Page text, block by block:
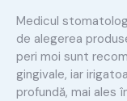
Medicul
de alegerea
peri moi sunt
gingivale, iar
profundă, mai ales